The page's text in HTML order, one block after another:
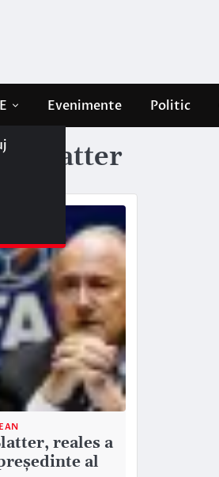
Evenimente Politic
blatter
reales a
al